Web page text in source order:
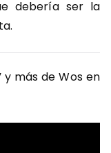
debería ser la
y más de Wos en